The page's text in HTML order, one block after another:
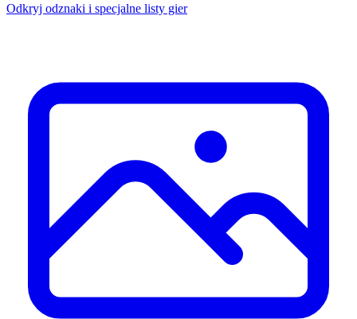
Odkryj odznaki i specjalne listy gier